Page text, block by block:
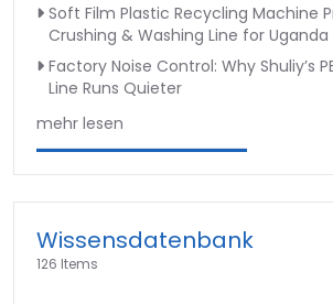
Soft Film Plastic Recycling Machine
Crushing & Washing Line for Uganda
Factory Noise Control: Why Shuliy’s
Line Runs Quieter
mehr lesen
Wissensdatenbank
126 Items